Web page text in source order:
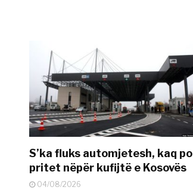
S’ka fluks automjetesh, kaq po
pritet nëpër kufijtë e Kosovës
04/08/2026